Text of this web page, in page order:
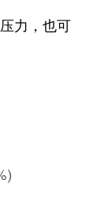
力，也可